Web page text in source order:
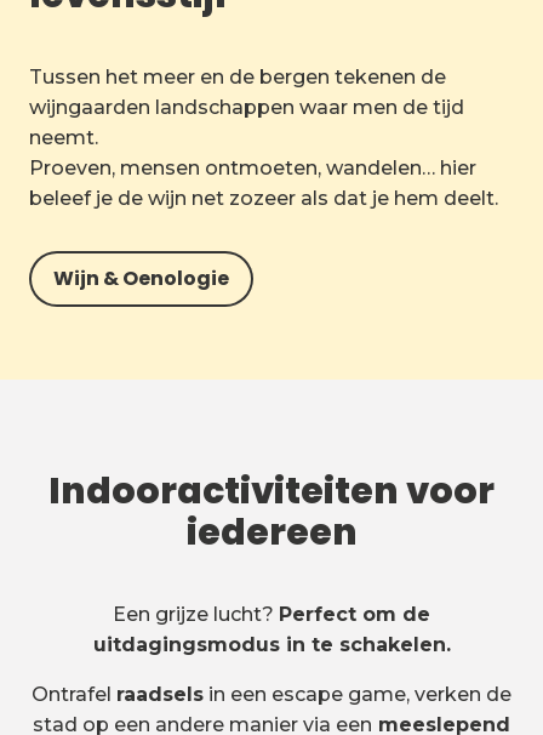
Tussen het meer en de bergen tekenen de
wijngaarden landschappen waar men de tijd
neemt.
Proeven, mensen ontmoeten, wandelen… hier
beleef je de wijn net zozeer als dat je hem deelt.
Wijn & Oenologie
Indooractiviteiten voor
iedereen
Een grijze lucht? Perfect om de
uitdagingsmodus in te schakelen.
Ontrafel raadsels in een escape game, verken de
stad op een andere manier via een meeslepend